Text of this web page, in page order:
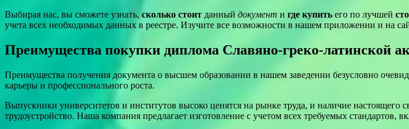
Выбирая нас, вы сможете узнать, сколько стоит данный документ и где купить его по лучшей
учета всех необходимых данных в реестре. Изучите все возможности в нашем приложении и на
Преимущества покупки диплома Славяно-греко-латинской
Преимущества получения документа о высшем образовании в нашем заведении безусловно
карьеры и профессионального роста.
Выпускники университетов и институтов высоко ценятся на рынке труда, и наличие
трудоустройство. Наша компания предлагает изготовление с учетом всех требуемых стандартов,